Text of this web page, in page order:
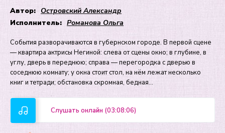
Автор: Островский Александр
Исполнитель: Романова Ольга
События разворачиваются в губернском городе. В первой сцене
— квартира актрисы Негиной: слева от сцены окно; в глубине, в
углу, дверь в переднюю; справа — перегородка с дверью в
соседнюю комнату; у окна стоит стол, на нём лежат несколько
книг и тетради; обстановка скромная, бедная…
Слушать онлайн (03:08:06)